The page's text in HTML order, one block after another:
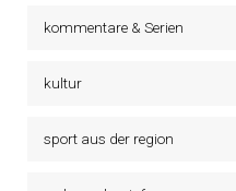
kommentare & Serien
kultur
sport aus der region